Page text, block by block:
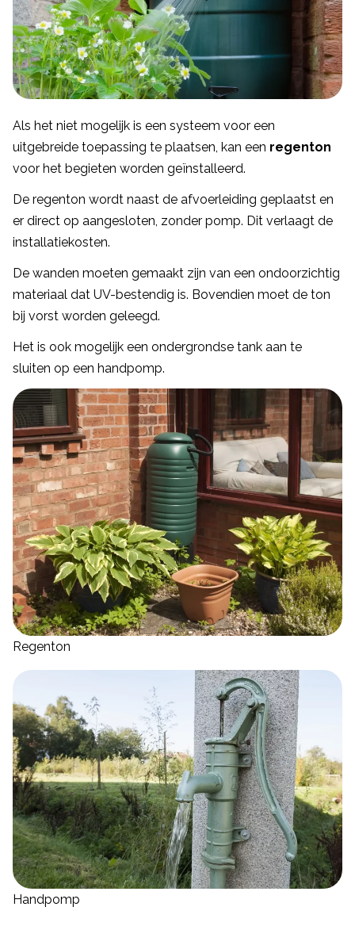
Als het niet mogelijk is een systeem voor een
uitgebreide toepassing te plaatsen, kan een regenton
voor het begieten worden geïnstalleerd.
De regenton wordt naast de afvoerleiding geplaatst en
er direct op aangesloten, zonder pomp. Dit verlaagt de
installatiekosten.
De wanden moeten gemaakt zijn van een ondoorzichtig
materiaal dat UV-bestendig is. Bovendien moet de ton
bij vorst worden geleegd.
Het is ook mogelijk een ondergrondse tank aan te
sluiten op een handpomp.
Regenton
Handpomp